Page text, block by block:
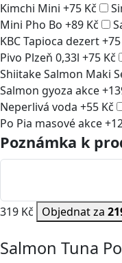
Kimchi Mini +75 Kč
Mini Pho Bo +89 Kč
KBC Tapioca dezert+75
Pivo Plzeň 0,33l +75 Kč
Shiitake Salmon Maki
Salmon gyoza akce+
Neperlivá voda +55 Kč
Po Pia masové akce+
Poznámka k
319 Kč Objednat za
Salmon Tuna